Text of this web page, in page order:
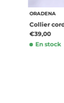
ORADENA
Collier
€39,00
En stock